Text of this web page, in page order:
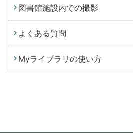
図書館施設内での撮影
よくある質問
Myライブラリの使い方